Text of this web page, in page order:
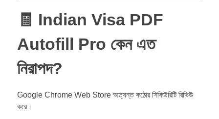
🧾 Indian Visa PDF
Autofill Pro কেন এত
নিরাপদ?
Google Chrome Web Store অত্যন্ত কঠোর সিকিউরিটি রিভিউ
করে।